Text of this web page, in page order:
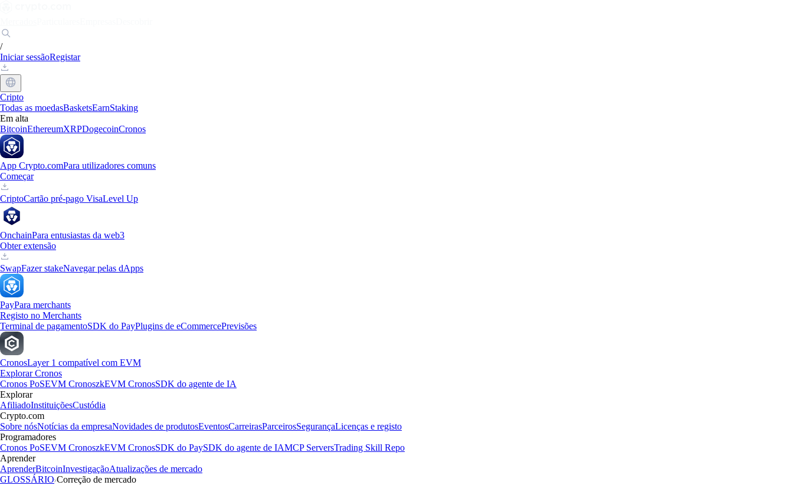
/
Iniciar sessãoRegistar
Cripto
Todas as moedasBasketsEarnStaking
Em alta
BitcoinEthereumXRPDogecoinCronos
App Crypto.comPara utilizadores comuns
Começar
CriptoCartão pré-pago VisaLevel Up
OnchainPara entusiastas da web3
Obter extensão
SwapFazer stakeNavegar pelas dApps
PayPara merchants
Registo no Merchants
Terminal de pagamentoSDK do PayPlugins de eCommercePrevisões
CronosLayer 1 compatível com EVM
Explorar Cronos
Cronos PoSEVM CronoszkEVM CronosSDK do agente de IA
Explorar
AfiliadoInstituiçõesCustódia
Crypto.com
Sobre nósNotícias da empresaNovidades de produtosEventosCarreirasParceirosSegurançaLicenças e registo
Programadores
Cronos PoSEVM CronoszkEVM CronosSDK do PaySDK do agente de IAMCP ServersTrading Skill Repo
Aprender
AprenderBitcoinInvestigaçãoAtualizações de mercado
GLOSSÁRIO Correção de mercado